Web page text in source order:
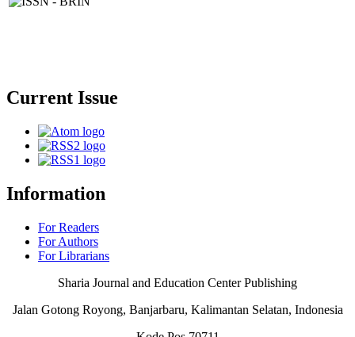
Current Issue
Information
For Readers
For Authors
For Librarians
Sharia Journal and Education Center Publishing
Jalan Gotong Royong, Banjarbaru, Kalimantan Selatan, Indonesia